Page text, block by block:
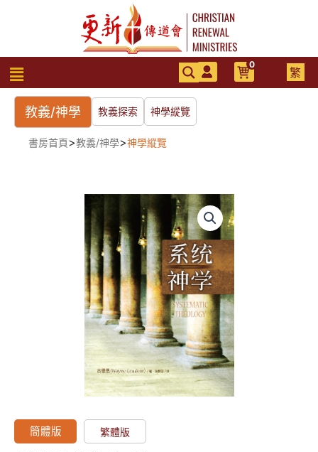
要
內選
單
0
繁
教義/神學 教義探索 神學縱覽
書房首頁>教義/神學>神學縱覽
簡體版 繁體版
系
統
神
學
（精
裝
本）
數
量